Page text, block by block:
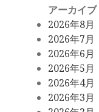
アーカイブ
2026年8月
2026年7月
2026年6月
2026年5月
2026年4月
2026年3月